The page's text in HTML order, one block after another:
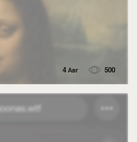
4 Авг 500